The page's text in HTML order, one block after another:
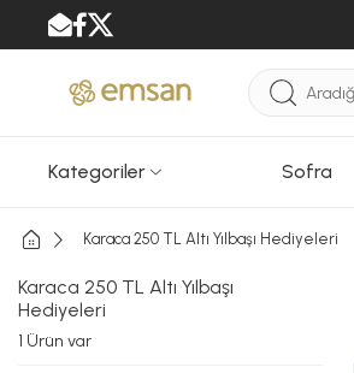
Kategoriler Sofra
Karaca 250 TL Altı Yılbaşı Hediyeleri
Karaca 250 TL Altı Yılbaşı
Hediyeleri
1 Ürün var